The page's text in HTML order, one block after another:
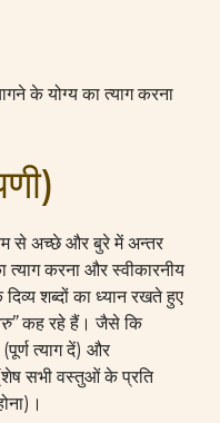
के योग्य का त्याग करना
से अच्छे और बुरे में अन्तर
त्याग करना और स्वीकारनीय
शब्दों का ध्यान रखते हुए
कह रहे हैं। जैसे कि
(पूर्ण त्याग दें) और
सभी वस्तुओं के प्रति